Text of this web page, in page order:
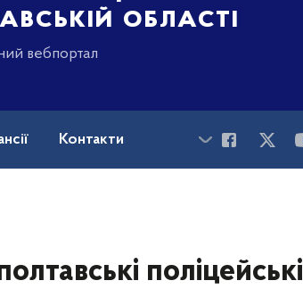
області
вебпортал
Контакти
поліцейські